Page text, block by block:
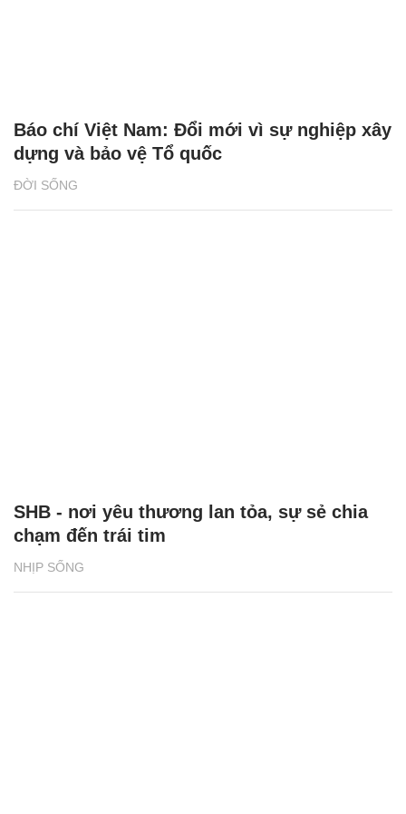
ĐỜI SỐNG
Báo chí Việt Nam: Đổi mới vì sự nghiệp xây
dựng và bảo vệ Tổ quốc
NHỊP SỐNG
SHB - nơi yêu thương lan tỏa, sự sẻ chia
chạm đến trái tim